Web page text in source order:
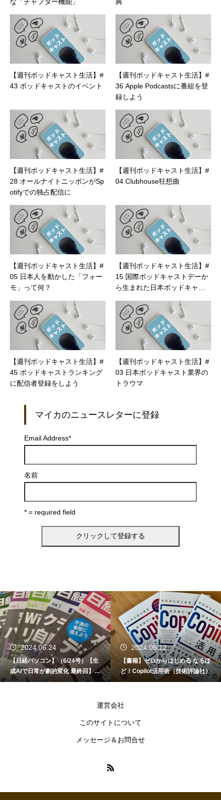
な「チャプター機能」
典
【週刊ポッドキャスト生活】#
43 ポッドキャストのイベント
【週刊ポッドキャスト生活】#
36 Apple Podcastsに番組を登
録しよう
【週刊ポッドキャスト生活】#
28 オールナイトニッポンがSp
otifyでの独占配信に
【週刊ポッドキャスト生活】#
04 Clubhouse狂想曲
【週刊ポッドキャスト生活】#
05 日本人を動かした「フォー
モ」って何？
【週刊ポッドキャスト生活】#
15 国際ポッドキャストデーか
ら生まれた日本ポッドキャス
【週刊ポッドキャスト生活】#
45 ポッドキャストランキング
に配信者登録をしよう
【週刊ポッドキャスト生活】#
03 日本ポッドキャスト業界の
トラウマ
マイカのニュースレターに登録
Email Address*
名前
* = required field
2024.06.24
【日経パソコン】（6/24号）【生
成AIで日常が劇的変化 最終回】 A
I時代のアプリケーション／サービ
2024.06.12
【書籍】ゼロからはじめる なるほ
ど！Copilot活用術（技術評論社）
運営会社
このサイトについて
メッセージ＆お問合せ